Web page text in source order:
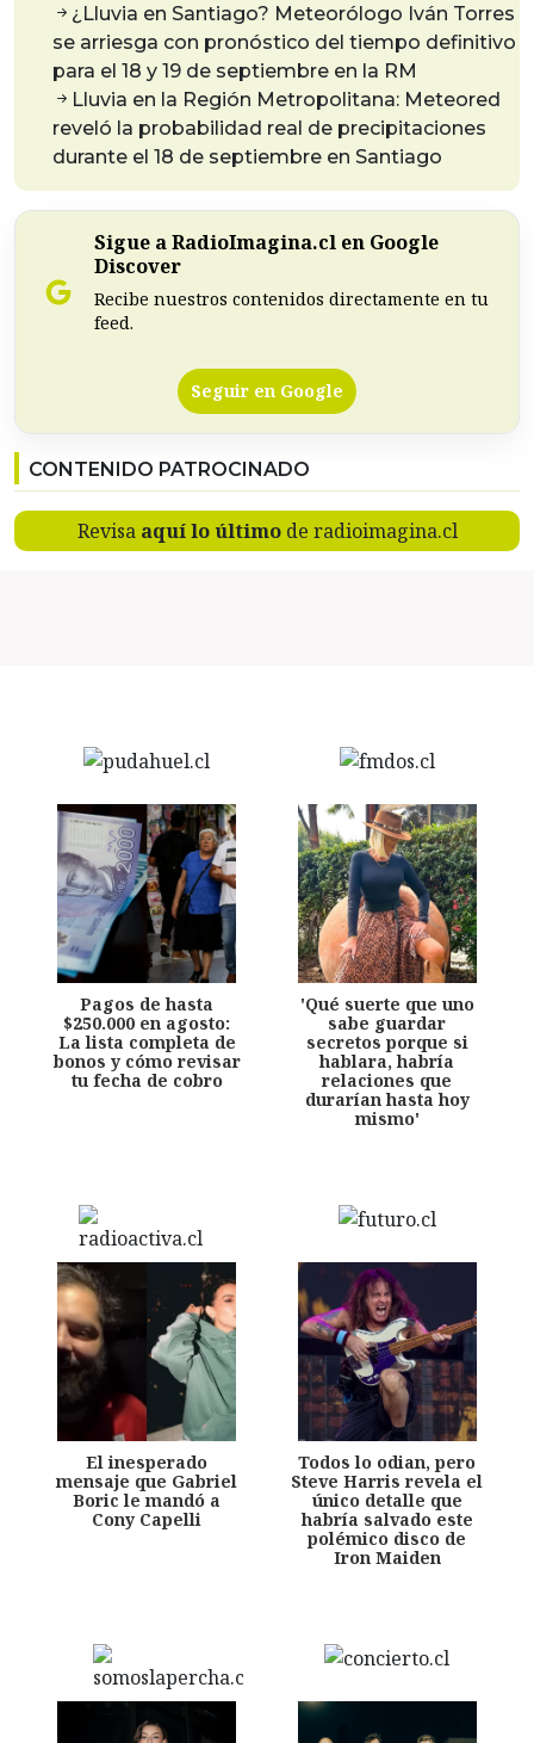
¿Lluvia en Santiago? Meteorólogo Iván Torres
se arriesga con pronóstico del tiempo definitivo
para el 18 y 19 de septiembre en la RM
Lluvia en la Región Metropolitana: Meteored
reveló la probabilidad real de precipitaciones
durante el 18 de septiembre en Santiago
Sigue a RadioImagina.cl en Google
Discover
Recibe nuestros contenidos directamente en tu
feed.
Seguir en Google
CONTENIDO PATROCINADO
Revisa aquí lo últimode radioimagina.cl
Pagos de hasta
$250.000 en agosto:
La lista completa de
bonos y cómo revisar
tu fecha de cobro
'Qué suerte que uno
sabe guardar
secretos porque si
hablara, habría
relaciones que
durarían hasta hoy
mismo'
El inesperado
mensaje que Gabriel
Boric le mandó a
Cony Capelli
Todos lo odian, pero
Steve Harris revela el
único detalle que
habría salvado este
polémico disco de
Iron Maiden